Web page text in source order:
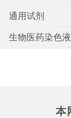
通用试剂
生物医药染色液
本